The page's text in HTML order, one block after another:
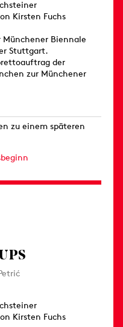
Kirsten Fuchs
Münchener Biennale
Stuttgart.
der
zur Münchener
zu einem späteren
Kirsten Fuchs